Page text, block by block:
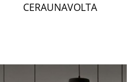
CERAUNAVOLTA